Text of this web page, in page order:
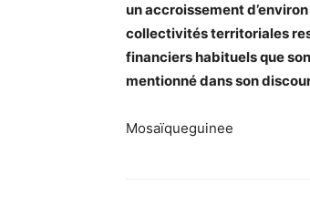
un accroissement
collectivités territoriales
financiers habituels que
mentionné dans son
Mosaïqueguinee